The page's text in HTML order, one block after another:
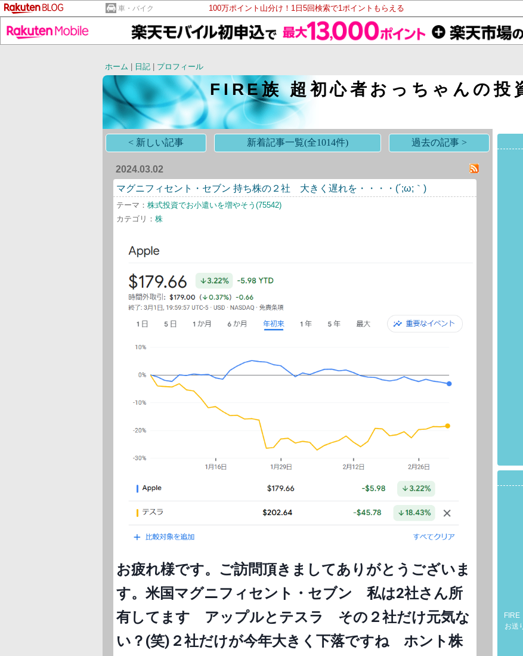
車・バイク 100万ポイント山分け！1日5回検索で1ポイントもらえる
ホーム
日記 プロフィール
FIRE族 超初心者おっちゃんの投
< 新しい記事 新着記事一覧(全1014件) 過去の記事 >
2024.03.02
マグニフィセント・セブン 持ち株の２社 大きく遅れを・・・・(´;ω;｀)
テーマ：株式投資でお小遣いを増やそう(75542)
カテゴリ：株
お疲れ様です。ご訪問頂きましてありがとうございま
す。米国マグニフィセント・セブン 私は2社さん所
有してます アップルとテスラ その２社だけ元気な
い？(笑)２社だけが今年大きく下落ですね ホント株
お送